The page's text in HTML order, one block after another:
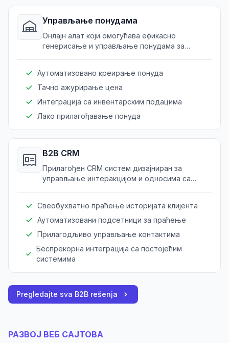
Управљање понудама
Онлајн алат који омогућава ефикасно
генерисање и управљање понудама за
Аутоматизовано креирање понуда
Тачно ажурирање цена
Интеграција са инвентарским подацима
Лако прилагођавање понуда
B2B CRM
Прилагођен CRM систем дизајниран за
управљање интеракцијом и односима са
Свеобухватно праћење историјата клијента
Аутоматизовани подсетници за праћење
Прилагодљиво управљање контактима
Беспрекорна интеграција са постојећим
системима
Pregledajte sva B2B rešenja
РАЗВОЈ ВЕБ САЈТОВА